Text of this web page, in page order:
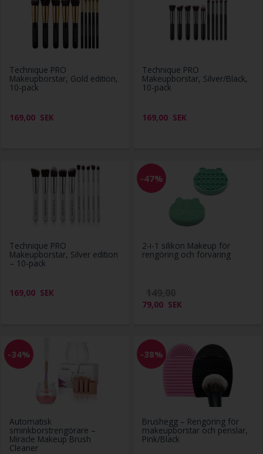
Technique PRO
Makeupborstar, Gold edition,
10-pack
169,00 SEK
Technique PRO
Makeupborstar, Silver/Black,
10-pack
169,00 SEK
Technique PRO
Makeupborstar, Silver edition
– 10-pack
169,00 SEK
-47%
2-i-1 silikon Makeup för
rengöring och förvaring
79,00 SEK
-34%
Automatisk
sminkborstrengörare –
Miracle Makeup Brush
Cleaner
-38%
Brushegg – Rengöring för
makeupborstar och penslar,
Pink/Black